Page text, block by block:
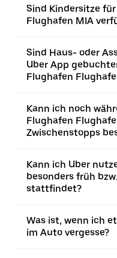
Sind Kindersitze
Flughafen MIA
Sind Haus- oder
Uber App
Flughafen
Kann ich noch
Flughafen
Zwischenstopps
Kann ich Uber
besonders früh
stattfindet?
Was ist, wenn ich
im Auto vergesse?